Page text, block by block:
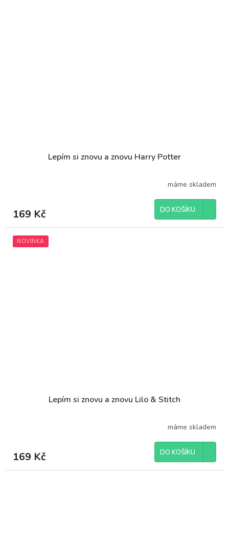
Lepím si znovu a znovu Harry Potter
máme skladem
169 Kč DO KOŠÍKU
NOVINKA
Lepím si znovu a znovu Lilo & Stitch
máme skladem
169 Kč DO KOŠÍKU